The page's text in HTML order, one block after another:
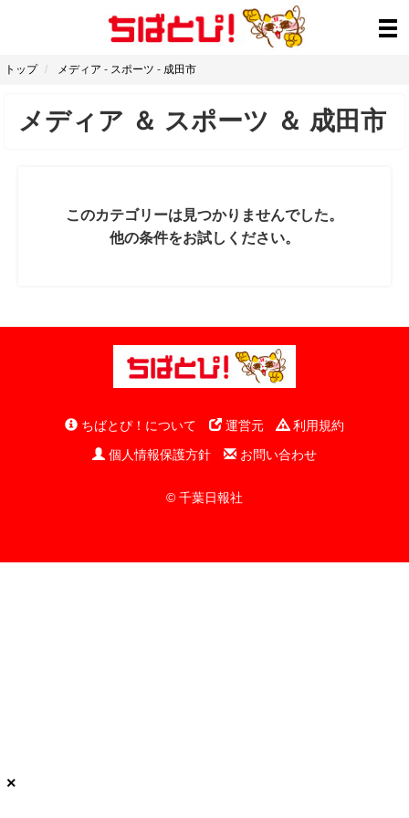
トップ メディア - スポーツ - 成田市
メディア ＆ スポーツ ＆ 成田市
このカテゴリーは見つかりませんでした。
他の条件をお試しください。
ちばとぴ！について 運営元
利用規約
個人情報保護方針
お問い合わせ
© 千葉日報社
×